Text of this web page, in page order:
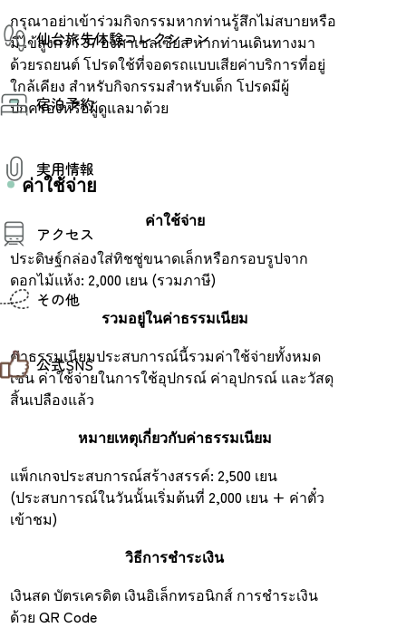
コンベンション情報
観光スポット
温泉
美味いもの
季節のイベント
プロスポーツチーム・プロオーケストラ
仙台の銘品
仙台観光マップ
仙台旅先体験コレクション
仙台旅先体験コレクション
体験プログラム検索（予約）
体験事業者からのお知らせ
体験事業者
宿泊予約
実用情報
お役立ち情報
観光アプリ
仙台観光マップ
アクセス
仙台までの経路検索
市内の交通情報
お得なチケット
その他
お知らせ
お問い合わせ
教育旅行
観光マップ
サイト利用規約
サイトマップ
仙臺写真館フォトギャラリー
公式SNS
せんだい旅日和 X
せんだい旅日和 Instagram
せんだい旅日和 Facebook
仙台旅先体験コレクション Facebook
仙台旅先体験コレクション Instagaram
กรุณาอย่าเข้าร่วมกิจกรรมหากท่านรู้สึกไม่สบายหรือ
มีไข้สูงกว่า 37 องศาเซลเซียส หากท่านเดินทางมา
ด้วยรถยนต์ โปรดใช้ที่จอดรถแบบเสียค่าบริการที่อยู่
ใกล้เคียง สำหรับกิจกรรมสำหรับเด็ก โปรดมีผู้
ปกครองหรือผู้ดูแลมาด้วย
ค่าใช้จ่าย
ค่าใช้จ่าย
ประดิษฐ์กล่องใส่ทิชชู่ขนาดเล็กหรือกรอบรูปจาก
ดอกไม้แห้ง: 2,000 เยน (รวมภาษี)
รวมอยู่ในค่าธรรมเนียม
ค่าธรรมเนียมประสบการณ์นี้รวมค่าใช้จ่ายทั้งหมด
เช่น ค่าใช้จ่ายในการใช้อุปกรณ์ ค่าอุปกรณ์ และวัสดุ
สิ้นเปลืองแล้ว
หมายเหตุเกี่ยวกับค่าธรรมเนียม
แพ็กเกจประสบการณ์สร้างสรรค์: 2,500 เยน
(ประสบการณ์ในวันนั้นเริ่มต้นที่ 2,000 เยน + ค่าตั๋ว
เข้าชม)
วิธีการชำระเงิน
เงินสด บัตรเครดิต เงินอิเล็กทรอนิกส์ การชำระเงิน
ด้วย QR Code